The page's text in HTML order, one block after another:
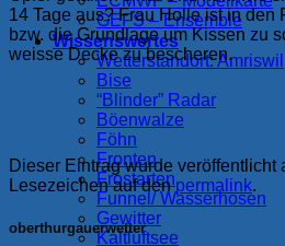
GEFS – Ensemble
Wissenswertes
Wetterstandort: Amriswil
Bise
“Blinder” Radar
Böenwalze
Föhn
Fronten
Frostarten
Funnel/ Wasserhosen
Gewitter
Kaltluftsee
14 Tage aus? Frau Holle ist in den
bzw. die Grundlage um Kissen zu
weisse Decke zu bescheren.
Dieser Eintrag wurde veröffentlicht
Lesezeichen auf denpermalink.
oberthurgauerwetter